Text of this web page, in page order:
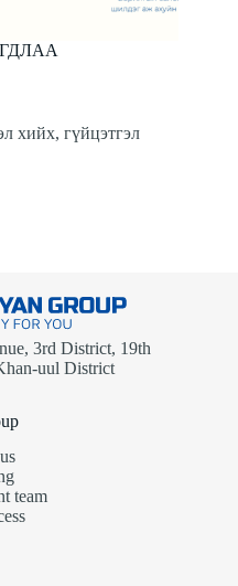
хийх, гүйцэтгэл
3rd District, 19th
uul District
team